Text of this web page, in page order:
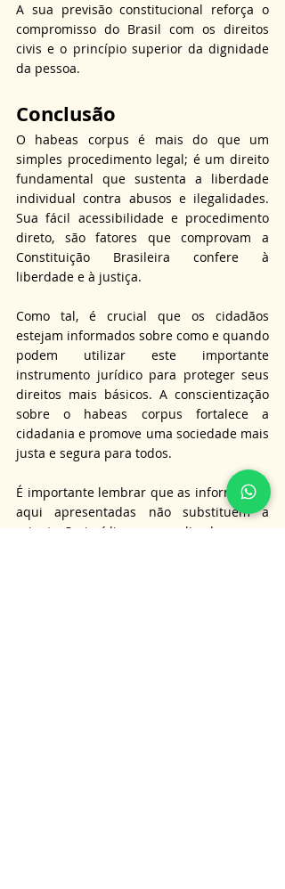
A sua previsão constitucional reforça o
compromisso do Brasil com os direitos
civis e o princípio superior da dignidade
da pessoa.
Conclusão
O habeas corpus é mais do que um
simples procedimento legal; é um direito
fundamental que sustenta a liberdade
individual contra abusos e ilegalidades.
Sua fácil acessibilidade e procedimento
direto, são fatores que comprovam a
Constituição Brasileira confere à
liberdade e à justiça.
Como tal, é crucial que os cidadãos
estejam informados sobre como e quando
podem utilizar este importante
instrumento jurídico para proteger seus
direitos mais básicos. A conscientização
sobre o habeas corpus fortalece a
cidadania e promove uma sociedade mais
justa e segura para todos.
É importante lembrar que as informações
aqui apresentadas não substituem a
orientação jurídica personalizada, e para